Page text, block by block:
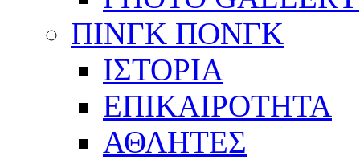
ΠΙΝΓΚ ΠΟΝΓΚ
ΙΣΤΟΡΙΑ
ΕΠΙΚΑΙΡΟΤΗΤΑ
ΑΘΛΗΤΕΣ